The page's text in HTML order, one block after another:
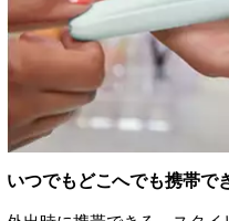
いつでもどこへでも携帯で